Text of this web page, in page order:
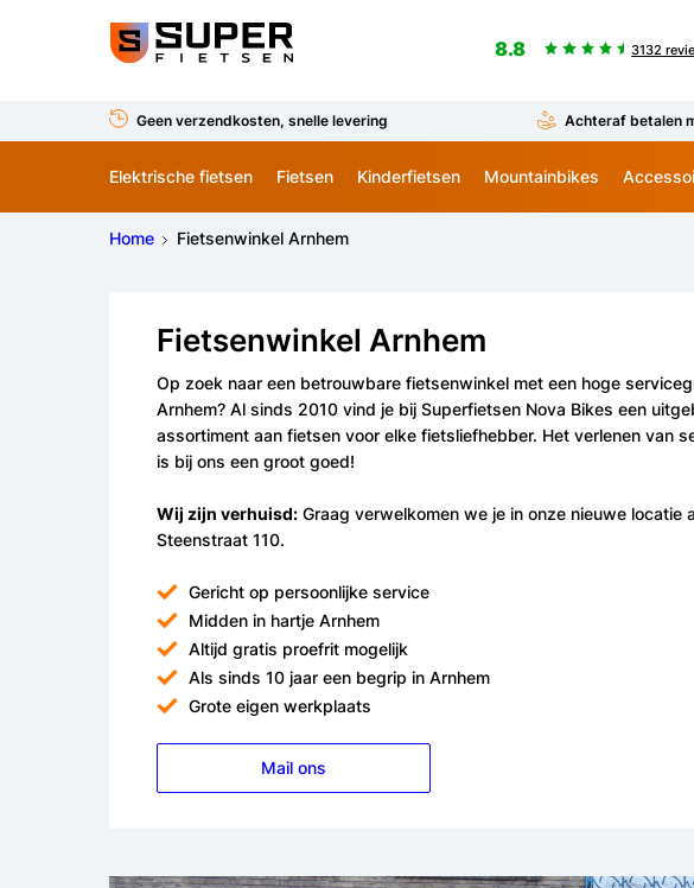
8.8 3132
Geen verzendkosten, snelle levering Achteraf betalen
Elektrische fietsen Fietsen Kinderfietsen Mountainbikes
Home Fietsenwinkel Arnhem
Fietsenwinkel Arnhem
Op zoek naar een betrouwbare fietsenwinkel met een hoge
Arnhem? Al sinds 2010 vind je bij Superfietsen Nova Bikes een
assortiment aan fietsen voor elke fietsliefhebber. Het verlenen van
is bij ons een groot goed!
Wij zijn verhuisd: Graag verwelkomen we je in onze nieuwe locatie
Steenstraat 110.
Gericht op persoonlijke service
Midden in hartje Arnhem
Altijd gratis proefrit mogelijk
Als sinds 10 jaar een begrip in Arnhem
Grote eigen werkplaats
Mail ons